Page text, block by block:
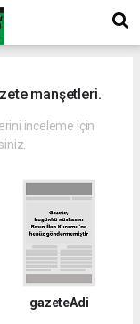
manşetleri.
inceleme için
gazeteAdi